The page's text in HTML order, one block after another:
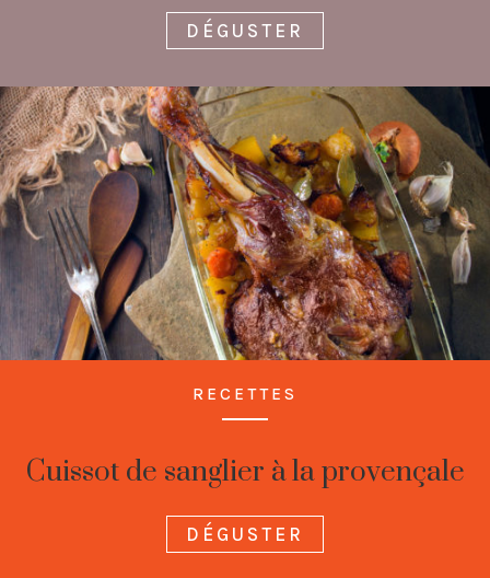
DÉGUSTER
RECETTES
Cuissot de sanglier à la provençale
DÉGUSTER